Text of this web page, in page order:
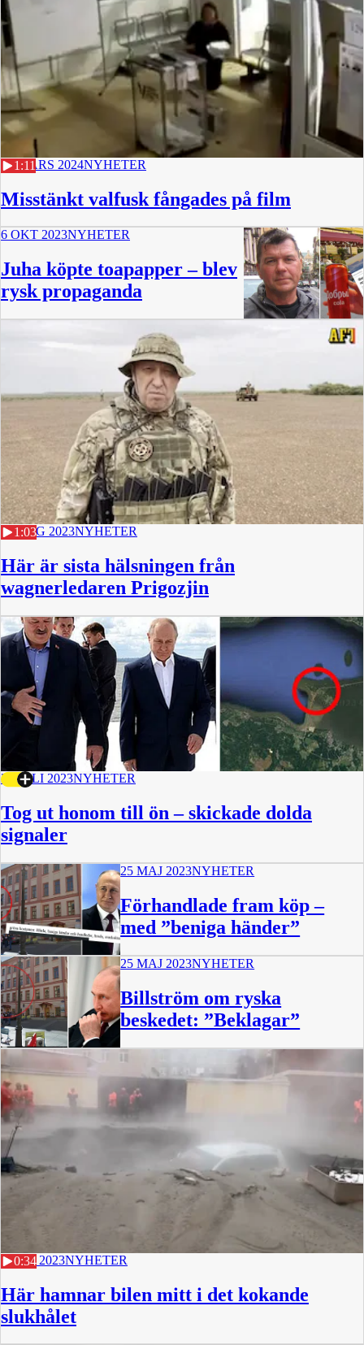
1:11
21 MARS 2024NYHETER
Misstänkt valfusk fångades på film
6 OKT 2023NYHETER
Juha köpte toapapper – blev
rysk propaganda
1:03
24 AUG 2023NYHETER
Här är sista hälsningen från
wagnerledaren Prigozjin
25 JULI 2023NYHETER
Tog ut honom till ön – skickade dolda
signaler
25 MAJ 2023NYHETER
Förhandlade fram köp –
med ”beniga händer”
25 MAJ 2023NYHETER
Billström om ryska
beskedet: ”Beklagar”
0:34
7 APR 2023NYHETER
Här hamnar bilen mitt i det kokande
slukhålet